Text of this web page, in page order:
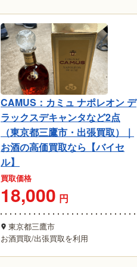
CAMUS：カミュ ナポレオン デ
ラックスデキャンタなど2点
（東京都三鷹市・出張買取）｜
お酒の高価買取なら【バイセ
ル】
買取価格
18,000 円
東京都三鷹市
お酒買取/出張買取を利用